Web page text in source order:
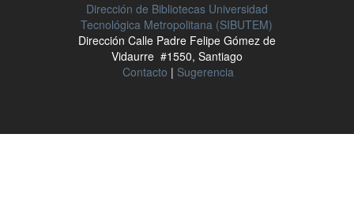
Dirección de Bibliotecas Universidad
Tecnológica Metropolitana (SIBUTEM)
Dirección Calle Padre Felipe Gómez de
Vidaurre #1550, Santiago
Contacto | Sugerencia